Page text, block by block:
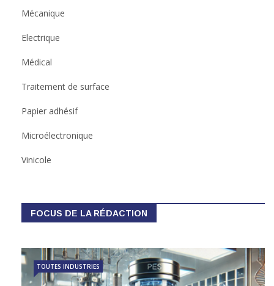
Mécanique
Electrique
Médical
Traitement de surface
Papier adhésif
Microélectronique
Vinicole
FOCUS DE LA RÉDACTION
TOUTES INDUSTRIES